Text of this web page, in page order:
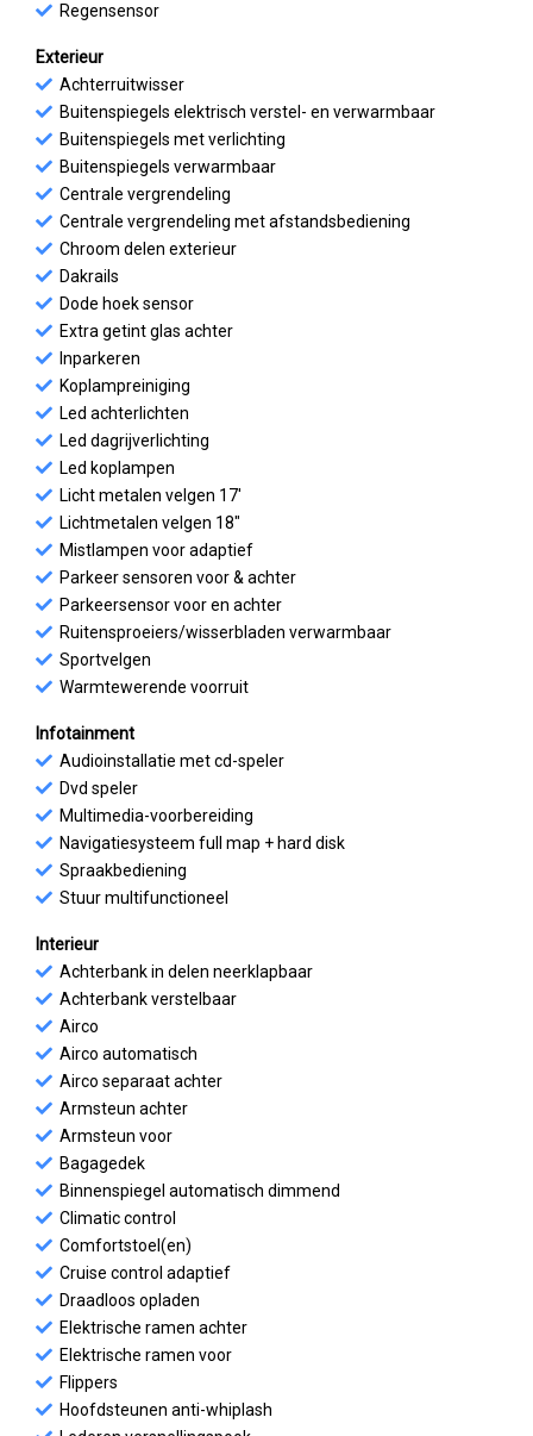
Regensensor
Exterieur
Achterruitwisser
Buitenspiegels elektrisch verstel- en verwarmbaar
Buitenspiegels met verlichting
Buitenspiegels verwarmbaar
Centrale vergrendeling
Centrale vergrendeling met afstandsbediening
Chroom delen exterieur
Dakrails
Dode hoek sensor
Extra getint glas achter
Inparkeren
Koplampreiniging
Led achterlichten
Led dagrijverlichting
Led koplampen
Licht metalen velgen 17'
Lichtmetalen velgen 18"
Mistlampen voor adaptief
Parkeer sensoren voor & achter
Parkeersensor voor en achter
Ruitensproeiers/wisserbladen verwarmbaar
Sportvelgen
Warmtewerende voorruit
Infotainment
Audioinstallatie met cd-speler
Dvd speler
Multimedia-voorbereiding
Navigatiesysteem full map + hard disk
Spraakbediening
Stuur multifunctioneel
Interieur
Achterbank in delen neerklapbaar
Achterbank verstelbaar
Airco
Airco automatisch
Airco separaat achter
Armsteun achter
Armsteun voor
Bagagedek
Binnenspiegel automatisch dimmend
Climatic control
Comfortstoel(en)
Cruise control adaptief
Draadloos opladen
Elektrische ramen achter
Elektrische ramen voor
Flippers
Hoofdsteunen anti-whiplash